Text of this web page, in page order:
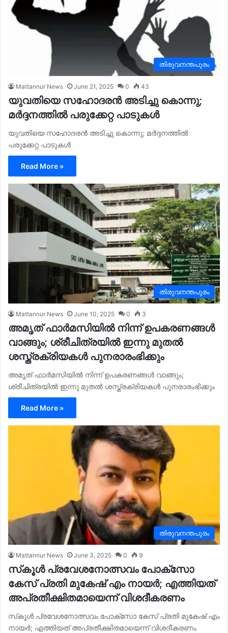
തിരുവനന്തപുരം
Mattannur News June 21, 2025 0 43
യുവതിയെ സഹോദരൻ അടിച്ചു കൊന്നു;
മർദ്ദനത്തിൽ പരുക്കേറ്റ പാടുകൾ
യുവതിയെ സഹോദരൻ അടിച്ചു കൊന്നു; മർദ്ദനത്തിൽ
പരുക്കേറ്റ പാടുകൾ
Read More »
തിരുവനന്തപുരം
Mattannur News June 10, 2025 0 3
അമൃത്‌ ഫാർമസിയിൽ നിന്ന്‌ ഉപകരണങ്ങൾ
വാങ്ങും; ശ്രീചിത്രയിൽ ഇന്നു മുതൽ
ശസ്ത്രക്രിയകൾ പുനരാരംഭിക്കും
അമൃത്‌ ഫാർമസിയിൽ നിന്ന്‌ ഉപകരണങ്ങൾ വാങ്ങും;
ശ്രീചിത്രയിൽ ഇന്നു മുതൽ ശസ്ത്രക്രിയകൾ പുനരാരംഭിക്കും
Read More »
തിരുവനന്തപുരം
Mattannur News June 3, 2025 0 9
സ്‌കൂള്‍ പ്രവേശനോത്സവം പോക്‌സോ
കേസ് പ്രതി മുകേഷ് എം നായര്‍; എത്തിയത്
അപ്രതീക്ഷിതമായെന്ന് വിശദീകരണം
സ്‌കൂള്‍ പ്രവേശനോത്സവം പോക്‌സോ കേസ് പ്രതി മുകേഷ് എം
നായര്‍; എത്തിയത് അപ്രതീക്ഷിതമായെന്ന് വിശദീകരണം